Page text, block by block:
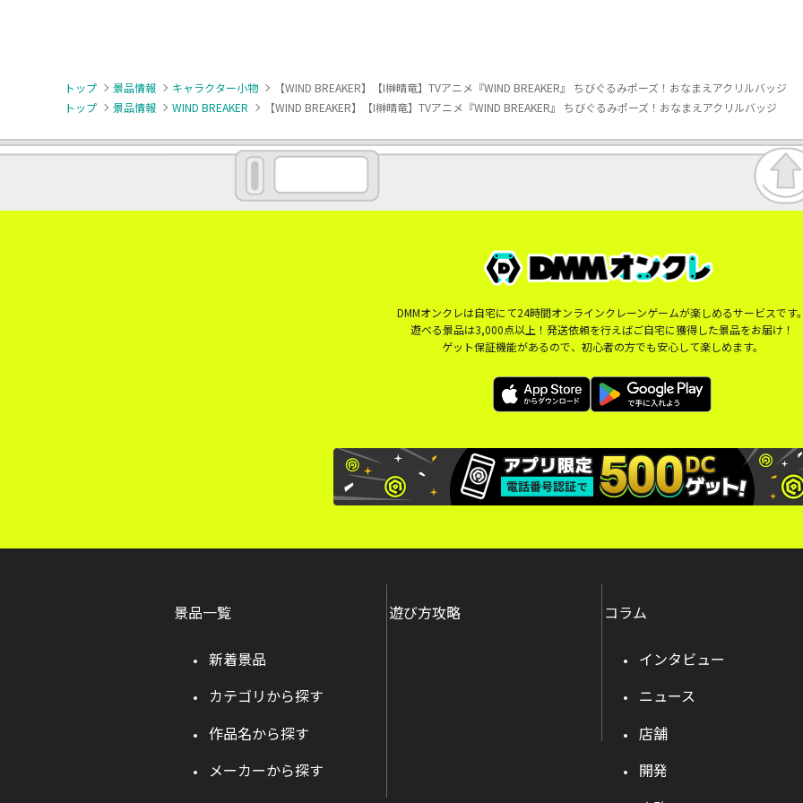
トップ 景品情報 キャラクター小物
【WIND BREAKER】【I榊晴竜】TVアニメ『WIND BREAKER』 ちびぐるみポーズ！おなまえアクリルバッジ
トップ
景品情報 WIND BREAKER 【WIND BREAKER】【I榊晴竜】TVアニメ『WIND BREAKER』 ちびぐるみポーズ！おなまえアクリルバッジ
DMMオンクレは自宅にて24時間オンラインクレーンゲームが楽しめるサービスです
遊べる景品は3,000点以上！発送依頼を行えばご自宅に獲得した景品をお届け！
ゲット保証機能があるので、初心者の方でも安心して楽しめます。
景品一覧
新着景品
カテゴリから探す
作品名から探す
メーカーから探す
遊び方攻略 コラム
インタビュー
ニュース
店舗
開発